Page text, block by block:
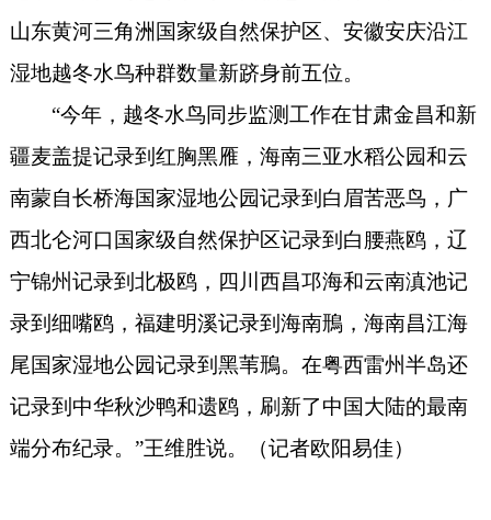
山东黄河三角洲国家级自然保护区、安徽安庆沿江
湿地越冬水鸟种群数量新跻身前五位。
“今年，越冬水鸟同步监测工作在甘肃金昌和新
疆麦盖提记录到红胸黑雁，海南三亚水稻公园和云
南蒙自长桥海国家湿地公园记录到白眉苦恶鸟，广
西北仑河口国家级自然保护区记录到白腰燕鸥，辽
宁锦州记录到北极鸥，四川西昌邛海和云南滇池记
录到细嘴鸥，福建明溪记录到海南鳽，海南昌江海
尾国家湿地公园记录到黑苇鳽。在粤西雷州半岛还
记录到中华秋沙鸭和遗鸥，刷新了中国大陆的最南
端分布纪录。”王维胜说。
（记者欧阳易佳）